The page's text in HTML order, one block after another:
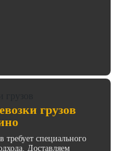
грузов
требует специального
Доставляем